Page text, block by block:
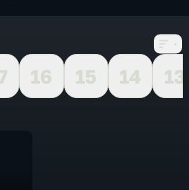
16 15 14
13